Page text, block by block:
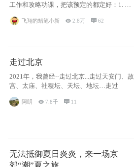
工作和攻略功课，把该预定的都定好：1. 酒
飞翔的蜡笔小新 2.8万 62
走过北京
2021年，我曾经--走过北京...走过天安门、故
宫、太庙、社稷坛、天坛、地坛…走过
阿眀 7.8千  11
无法抵御夏日炎炎，来一场京